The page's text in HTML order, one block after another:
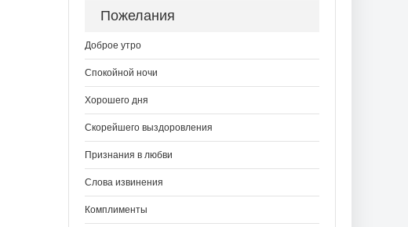
Пожелания
Доброе утро
Спокойной ночи
Хорошего дня
Скорейшего выздоровления
Признания в любви
Слова извинения
Комплименты